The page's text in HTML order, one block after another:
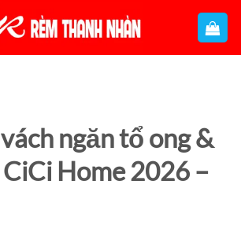
ngăn tổ ong &
Home 2026 –